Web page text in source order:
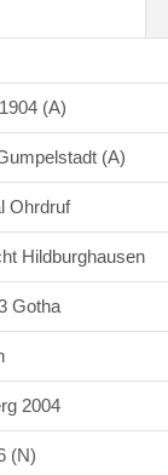
(A)
(A)
Ohrdruf
Hildburghausen
Gotha
2004
(N)